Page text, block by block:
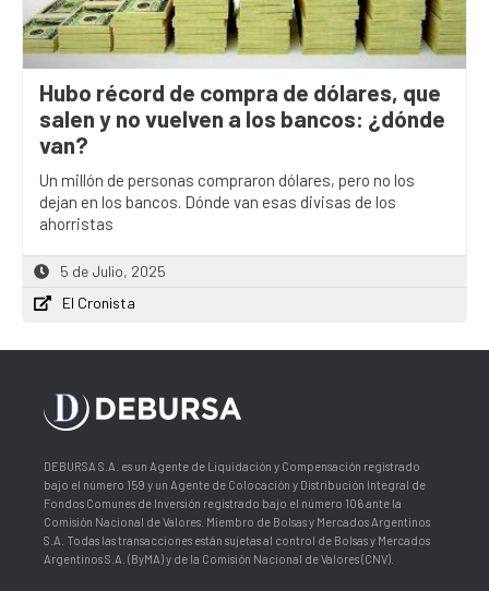
Hubo récord de compra de dólares, que
salen y no vuelven a los bancos: ¿dónde
van?
Un millón de personas compraron dólares, pero no los
dejan en los bancos. Dónde van esas divisas de los
ahorristas
5 de Julio, 2025
El Cronista
DEBURSA S.A. es un Agente de Liquidación y Compensación registrado
bajo el número 159 y un Agente de Colocación y Distribución Integral de
Fondos Comunes de Inversión registrado bajo el número 106 ante la
Comisión Nacional de Valores. Miembro de Bolsas y Mercados Argentinos
S.A. Todas las transacciones están sujetas al control de Bolsas y Mercados
Argentinos S.A. (ByMA) y de la Comisión Nacional de Valores (CNV).